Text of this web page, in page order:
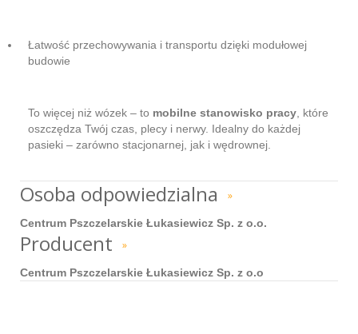
Łatwość przechowywania i transportu dzięki modułowej
budowie
To więcej niż wózek – to mobilne stanowisko pracy , które
oszczędza Twój czas, plecy i nerwy. Idealny do każdej
pasieki – zarówno stacjonarnej, jak i wędrownej.
Osoba odpowiedzialna »
Centrum Pszczelarskie Łukasiewicz Sp. z o.o.
Producent »
Centrum Pszczelarskie Łukasiewicz Sp. z o.o